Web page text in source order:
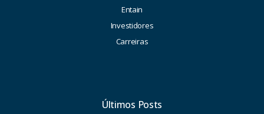
Entain
Investidores
Carreiras
Últimos Posts